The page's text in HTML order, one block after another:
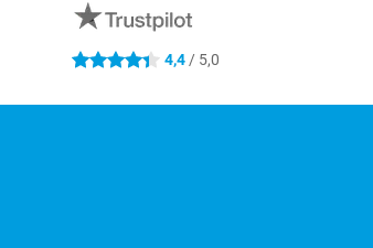
4.4 sterren 4,4 / 5,0